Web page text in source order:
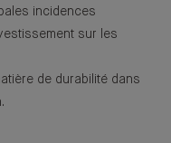
incidences
sur les
de durabilité dans